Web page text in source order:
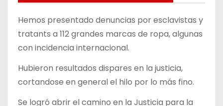
Hemos presentado denuncias por esclavistas y
tratants a 112 grandes marcas de ropa, algunas
con incidencia internacional.
Hubieron resultados dispares en la justicia,
cortandose en general el hilo por lo más fino.
Se logró abrir el camino en la Justicia para la